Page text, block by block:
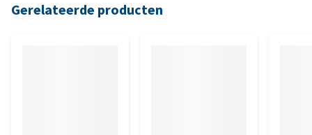
Gerelateerde producten